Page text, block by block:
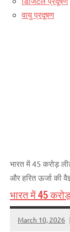
वायु प्रदूषण
भारत में 45 करोड़
और हरित ऊर्जा की
भारत में 45
March 10, 2026